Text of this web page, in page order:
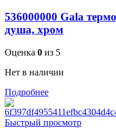
536000000 Gala
душа, хром
Оценка 0 из 5
Нет в наличии
Подробнее
Быстрый просмотр